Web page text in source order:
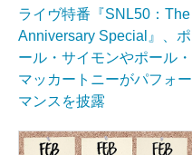
ライヴ特番『SNL50：The
Anniversary Special』、ポ
ール・サイモンやポール・
マッカートニーがパフォー
マンスを披露